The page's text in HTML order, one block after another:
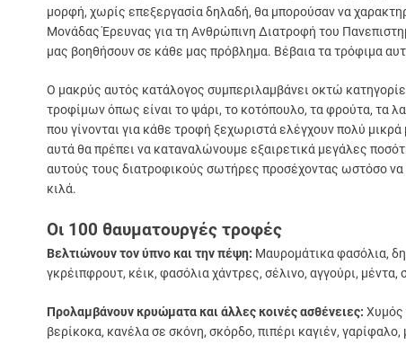
μορφή, χωρίς επεξεργασία δηλαδή, θα μπορούσαν να
Μονάδας Έρευνας για τη Ανθρώπινη Διατροφή του
μας βοηθήσουν σε κάθε μας πρόβλημα. Βέβαια τα τρόφιμα
Ο μακρύς αυτός κατάλογος συμπεριλαμβάνει οκτώ
τροφίμων όπως είναι το ψάρι, το κοτόπουλο, τα φρούτα, τα
που γίνονται για κάθε τροφή ξεχωριστά ελέγχουν πολύ
αυτά θα πρέπει να καταναλώνουμε εξαιρετικά μεγάλες
αυτούς τους διατροφικούς σωτήρες προσέχοντας ωστόσο
κιλά.
Οι 100 θαυματουργές τροφές
Βελτιώνουν τον ύπνο και την πέψη: Μαυρομάτικα φασόλια,
γκρέιπφρουτ, κέικ, φασόλια χάντρες, σέλινο, αγγούρι, μέντα,
Προλαμβάνουν κρυώματα και άλλες κοινές ασθένειες: Χυμός
βερίκοκα, κανέλα σε σκόνη, σκόρδο, πιπέρι καγιέν, γαρίφαλο,